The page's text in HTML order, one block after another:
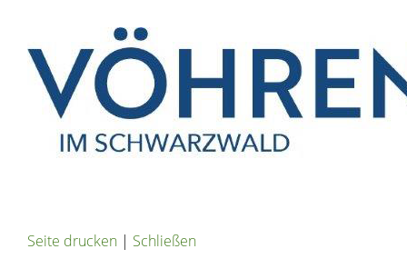
Seite drucken | Schließen